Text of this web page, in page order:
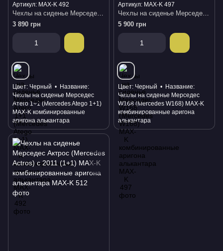
Артикул: MAX-K 492
3 890 грн
Цвет Черный
Название
Чехлы на сиденье Мерседес
Атего 1+1 (Mercedes Atego 1+1)
MAX-K комбинированные
аригона алькантара
Артикул: MAX-K 497
5 900 грн
Цвет Черный
Название
Чехлы на сиденье Мерседес
W168 (Mercedes W168) MAX-K
комбинированные аригона
алькантара